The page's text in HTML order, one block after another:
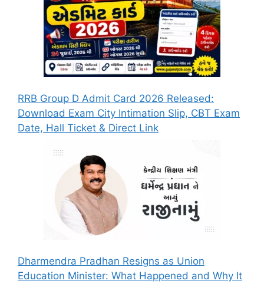
RRB Group D Admit Card 2026 Released:
Download Exam City Intimation Slip, CBT Exam
Date, Hall Ticket & Direct Link
Dharmendra Pradhan Resigns as Union
Education Minister: What Happened and Why It